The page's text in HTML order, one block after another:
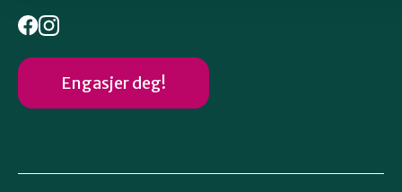
Engasjer deg!